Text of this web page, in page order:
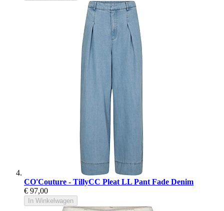
CO'Couture - TillyCC Pleat LL Pant Fade Denim
€ 97,00
In Winkelwagen